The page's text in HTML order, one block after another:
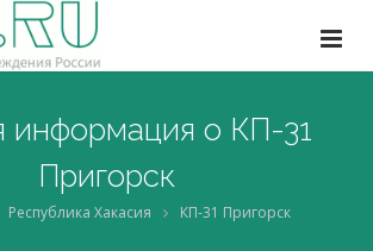
информация о КП-31
Пригорск
Республика Хакасия КП-31 Пригорск